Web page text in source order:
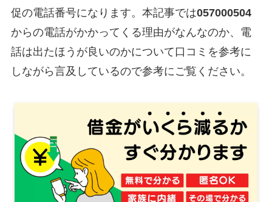
促の電話番号になります。本記事では057000504
からの電話がかかってくる理由がなんなのか、電
話は出たほうが良いのかについて口コミを参考に
しながら言及しているので参考にご覧ください。